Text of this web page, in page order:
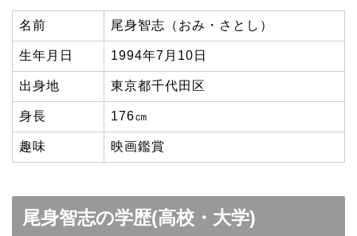
名前 尾身智志（おみ・さとし）
生年月日 1994年7月10日
出身地 東京都千代田区
身長 176㎝
趣味 映画鑑賞
尾身智志の学歴(高校・大学)